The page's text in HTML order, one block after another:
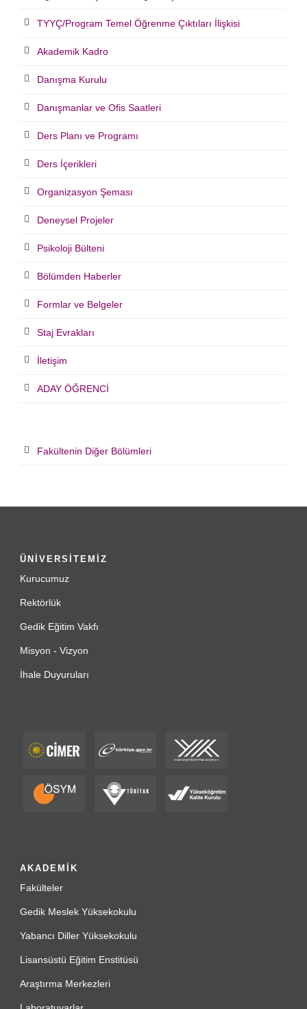
TYYÇ/Program Temel Öğrenme Çıktıları İlişkisi
Akademik Kadro
Danışma Kurulu
Danışmanlar ve Ofis Saatleri
Ders Planı ve Programı
Ders İçerikleri
Organizasyon Şeması
Deneysel Projeler
Psikoloji Bülteni
Bölümden Haberler
Formlar ve Belgeler
Staj Evrakları
İletişim
ADAY ÖĞRENCİ
Fakültenin Diğer Bölümleri
ÜNİVERSİTEMİZ
Kurucumuz
Rektörlük
Gedik Eğitim Vakfı
Misyon - Vizyon
İhale Duyuruları
AKADEMİK
Fakülteler
Gedik Meslek Yüksekokulu
Yabancı Diller Yüksekokulu
Lisansüstü Eğitim Enstitüsü
Araştırma Merkezleri